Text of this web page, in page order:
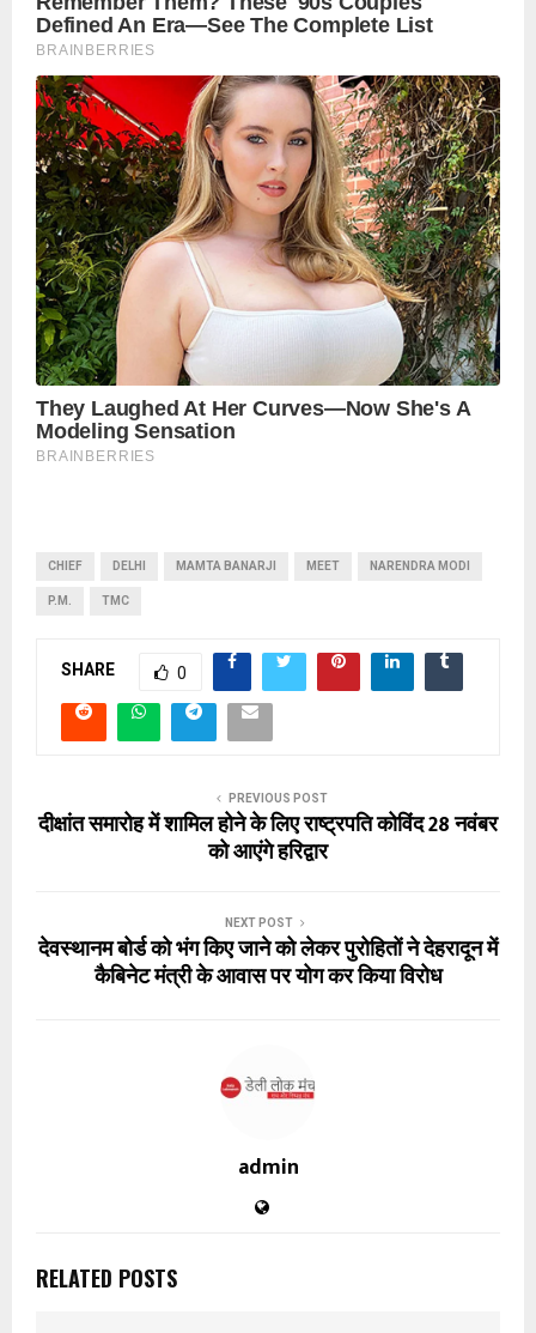
CHIEF DELHI MAMTA BANARJI MEET NARENDRA MODI
P.M. TMC
SHARE 0
PREVIOUS POST
दीक्षांत समारोह में शामिल होने के लिए राष्ट्रपति कोविंद 28 नवंबर
को आएंगे हरिद्वार
NEXT POST
देवस्थानम बोर्ड को भंग किए जाने को लेकर पुरोहितों ने देहरादून में
कैबिनेट मंत्री के आवास पर योग कर किया विरोध
admin
RELATED POSTS